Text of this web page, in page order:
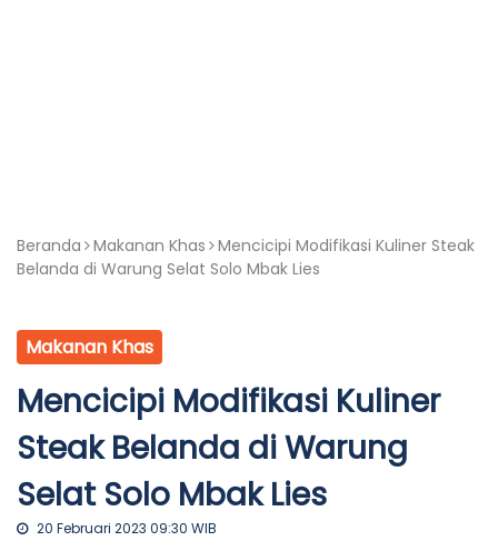
Beranda Makanan Khas Mencicipi Modifikasi Kuliner Steak
Belanda di Warung Selat Solo Mbak Lies
Makanan Khas
Mencicipi Modifikasi Kuliner
Steak Belanda di Warung
Selat Solo Mbak Lies
20 Februari 2023 09:30 WIB